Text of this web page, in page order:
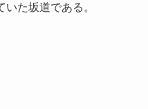
た坂道である。